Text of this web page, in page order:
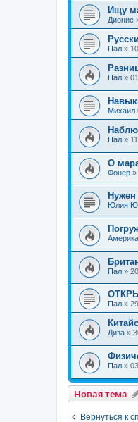
Ищу
Дионис
Пал »
Пал »
Михаил
Пал »
О
Фонер »
Нужен
Юлия Ю.
Пал »
Пал »
Диза »
Пал »
Новая тема
Вернуться к